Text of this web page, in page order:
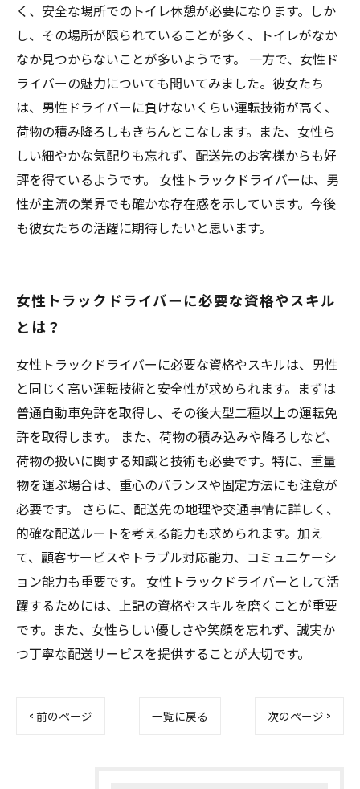
く、安全な場所でのトイレ休憩が必要になります。しか
し、その場所が限られていることが多く、トイレがなか
なか見つからないことが多いようです。 一方で、女性ド
ライバーの魅力についても聞いてみました。彼女たち
は、男性ドライバーに負けないくらい運転技術が高く、
荷物の積み降ろしもきちんとこなします。また、女性ら
しい細やかな気配りも忘れず、配送先のお客様からも好
評を得ているようです。 女性トラックドライバーは、男
性が主流の業界でも確かな存在感を示しています。今後
も彼女たちの活躍に期待したいと思います。
女性トラックドライバーに必要な資格やスキル
とは？
女性トラックドライバーに必要な資格やスキルは、男性
と同じく高い運転技術と安全性が求められます。まずは
普通自動車免許を取得し、その後大型二種以上の運転免
許を取得します。 また、荷物の積み込みや降ろしなど、
荷物の扱いに関する知識と技術も必要です。特に、重量
物を運ぶ場合は、重心のバランスや固定方法にも注意が
必要です。 さらに、配送先の地理や交通事情に詳しく、
的確な配送ルートを考える能力も求められます。加え
て、顧客サービスやトラブル対応能力、コミュニケーシ
ョン能力も重要です。 女性トラックドライバーとして活
躍するためには、上記の資格やスキルを磨くことが重要
です。また、女性らしい優しさや笑顔を忘れず、誠実か
つ丁寧な配送サービスを提供することが大切です。
< 前のページ 一覧に戻る 次のページ >